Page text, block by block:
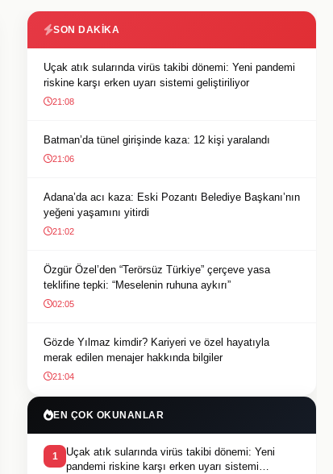
SON DAKIKA
Uçak atık sularında virüs takibi dönemi: Yeni pandemi
riskine karşı erken uyarı sistemi geliştiriliyor
21:08
Batman’da tünel girişinde kaza: 12 kişi yaralandı
21:06
Adana’da acı kaza: Eski Pozantı Belediye Başkanı’nın
yeğeni yaşamını yitirdi
21:02
Özgür Özel’den “Terörsüz Türkiye” çerçeve yasa
teklifine tepki: “Meselenin ruhuna aykırı”
02:05
Gözde Yılmaz kimdir? Kariyeri ve özel hayatıyla
merak edilen menajer hakkında bilgiler
21:04
EN ÇOK OKUNANLAR
1
Uçak atık sularında virüs takibi dönemi: Yeni
pandemi riskine karşı erken uyarı sistemi